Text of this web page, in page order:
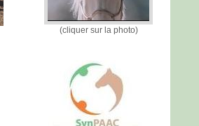
(cliquer sur la photo)